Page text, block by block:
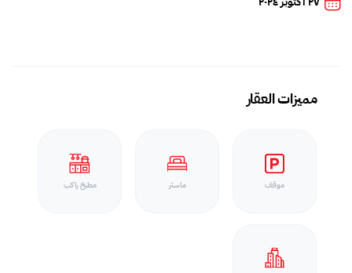
مميزات العقار
موقف ماستر مطبخ راكب